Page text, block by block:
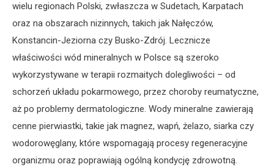
wielu regionach Polski, zwłaszcza w Sudetach, Karpatach
oraz na obszarach nizinnych, takich jak Nałęczów,
Konstancin-Jeziorna czy Busko-Zdrój. Lecznicze
właściwości wód mineralnych w Polsce są szeroko
wykorzystywane w terapii rozmaitych dolegliwości – od
schorzeń układu pokarmowego, przez choroby reumatyczne,
aż po problemy dermatologiczne. Wody mineralne zawierają
cenne pierwiastki, takie jak magnez, wapń, żelazo, siarka czy
wodorowęglany, które wspomagają procesy regeneracyjne
organizmu oraz poprawiają ogólną kondycję zdrowotną.